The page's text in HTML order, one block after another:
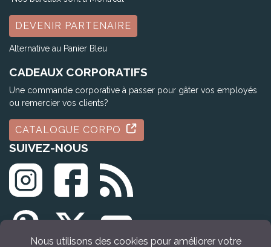
DEVENIR PARTENAIRE
Alternative au Panier Bleu
CADEAUX CORPORATIFS
Une commande corporative à passer pour gâter vos employés
ou remercier vos clients?
CATALOGUE CORPO
SUIVEZ-NOUS